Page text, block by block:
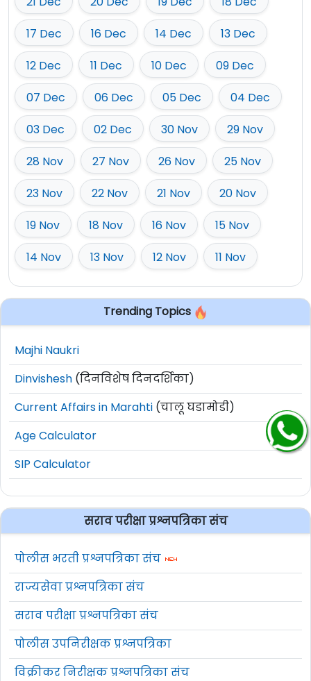
17 Dec
16 Dec 14 Dec
13 Dec
12 Dec
11 Dec 10 Dec
09 Dec
07 Dec
06 Dec 05 Dec
04 Dec
03 Dec
02 Dec 30 Nov
29 Nov
28 Nov
27 Nov 26 Nov
25 Nov
23 Nov
22 Nov 21 Nov
20 Nov
19 Nov
18 Nov 16 Nov
15 Nov
14 Nov
13 Nov 12 Nov 11 Nov
Trending Topics
Majhi Naukri
Dinvishesh (दिनविशेष दिनदर्शिका)
Current Affairs in Marahti (चालू घडामोडी)
Age Calculator
SIP Calculator
सराव परीक्षा प्रश्नपत्रिका संच
पोलीस भरती प्रश्नपत्रिका संच
राज्यसेवा प्रश्नपत्रिका संच
सराव परीक्षा प्रश्नपत्रिका संच
पोलीस उपनिरीक्षक प्रश्नपत्रिका
विक्रीकर निरीक्षक प्रश्नपत्रिका संच